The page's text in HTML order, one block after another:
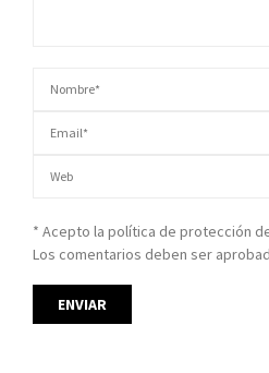
* Acepto la política de protección
Los comentarios deben ser